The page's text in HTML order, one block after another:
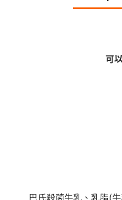
可
巴氏殺菌牛乳、乳脂(